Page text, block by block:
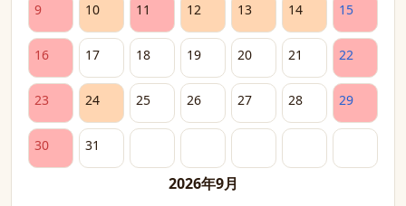
9 10 11 12 13 14 15
16 17 18 19 20 21 22
23 24 25 26 27 28 29
30 31
2026年9月